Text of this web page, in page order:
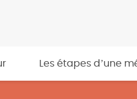
Les étapes d’une